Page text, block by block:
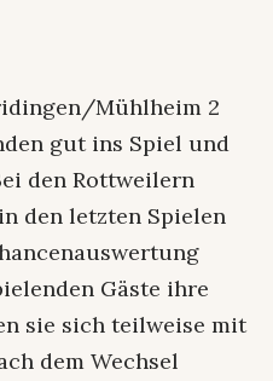
Mühlheim 2
gut ins Spiel und
den Rottweilern
den letzten Spielen
Gäste ihre
sie sich teilweise mit
dem Wechsel